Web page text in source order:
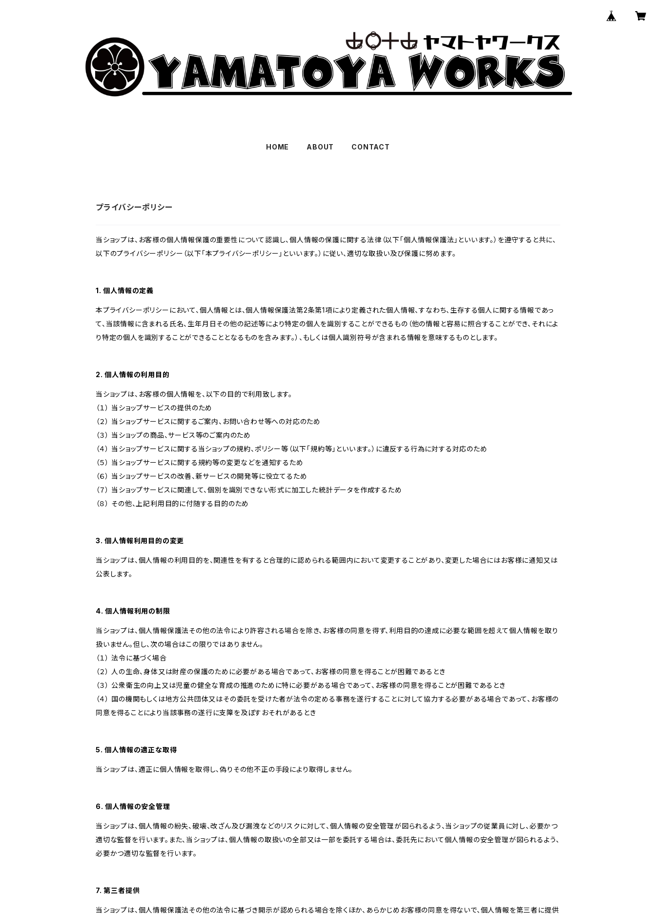
HOME ABOUT CONTACT
プライバシーポリシー
当ショップは、お客様の個人情報保護の重要性について認識し、個人情報の保護に関する法律（以下「個人情報保護法」といいます。）を遵守すると共に、
以下のプライバシーポリシー（以下「本プライバシーポリシー」といいます。）に従い、適切な取扱い及び保護に努めます。
1. 個人情報の定義
本プライバシーポリシーにおいて、個人情報とは、個人情報保護法第2条第1項により定義された個人情報、すなわち、生存する個人に関する情報であっ
て、当該情報に含まれる氏名、生年月日その他の記述等により特定の個人を識別することができるもの（他の情報と容易に照合することができ、それによ
り特定の個人を識別することができることとなるものを含みます。）、もしくは個人識別符号が含まれる情報を意味するものとします。
2. 個人情報の利用目的
当ショップは、お客様の個人情報を、以下の目的で利用致します。
（１） 当ショップサービスの提供のため
（２） 当ショップサービスに関するご案内、お問い合わせ等への対応のため
（３） 当ショップの商品、サービス等のご案内のため
（４） 当ショップサービスに関する当ショップの規約、ポリシー等（以下「規約等」といいます。）に違反する行為に対する対応のため
（５） 当ショップサービスに関する規約等の変更などを通知するため
（６） 当ショップサービスの改善、新サービスの開発等に役立てるため
（７） 当ショップサービスに関連して、個別を識別できない形式に加工した統計データを作成するため
（８） その他、上記利用目的に付随する目的のため
3. 個人情報利用目的の変更
当ショップは、個人情報の利用目的を、関連性を有すると合理的に認められる範囲内において変更することがあり、変更した場合にはお客様に通知又は
公表します。
4. 個人情報利用の制限
当ショップは、個人情報保護法その他の法令により許容される場合を除き、お客様の同意を得ず、利用目的の達成に必要な範囲を超えて個人情報を取り
扱いません。但し、次の場合はこの限りではありません。
（１） 法令に基づく場合
（２） 人の生命、身体又は財産の保護のために必要がある場合であって、お客様の同意を得ることが困難であるとき
（３） 公衆衛生の向上又は児童の健全な育成の推進のために特に必要がある場合であって、お客様の同意を得ることが困難であるとき
（４） 国の機関もしくは地方公共団体又はその委託を受けた者が法令の定める事務を遂行することに対して協力する必要がある場合であって、お客様の
同意を得ることにより当該事務の遂行に支障を及ぼすおそれがあるとき
5. 個人情報の適正な取得
当ショップは、適正に個人情報を取得し、偽りその他不正の手段により取得しません。
6. 個人情報の安全管理
当ショップは、個人情報の紛失、破壊、改ざん及び漏洩などのリスクに対して、個人情報の安全管理が図られるよう、当ショップの従業員に対し、必要かつ
適切な監督を行います。また、当ショップは、個人情報の取扱いの全部又は一部を委託する場合は、委託先において個人情報の安全管理が図られるよう、
必要かつ適切な監督を行います。
7. 第三者提供
当ショップは、個人情報保護法その他の法令に基づき開示が認められる場合を除くほか、あらかじめお客様の同意を得ないで、個人情報を第三者に提供